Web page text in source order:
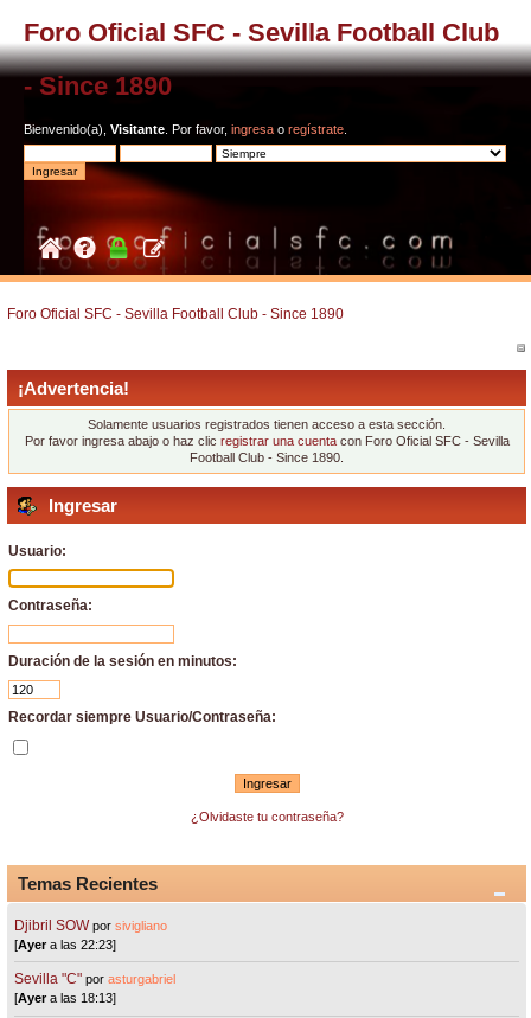
Foro Oficial SFC - Sevilla Football Club
- Since 1890
Bienvenido(a), Visitante . Por favor, ingresa o regístrate
Foro Oficial SFC - Sevilla Football Club - Since 1890
¡Advertencia!
Solamente usuarios registrados tienen acceso a esta sección.
Por favor ingresa abajo o haz clic registrar una cuentacon Foro Oficial SFC - Sevilla
Football Club - Since 1890.
Ingresar
Usuario:
Contraseña:
Duración de la sesión en minutos:
Recordar siempre Usuario/Contraseña:
¿Olvidaste tu contraseña?
Temas Recientes
Djibril SOW porsivigliano
[Ayera las 22:23]
Sevilla "C"porasturgabriel
[Ayera las 18:13]